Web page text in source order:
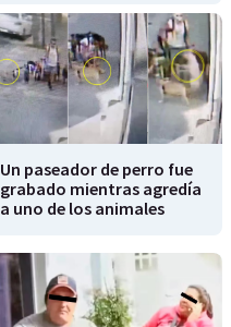
Un paseador de perro fue
grabado mientras agredía
a uno de los animales